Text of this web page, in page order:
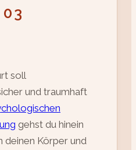
soll
und traumhaft
gehst du hinein
deinen Körper und